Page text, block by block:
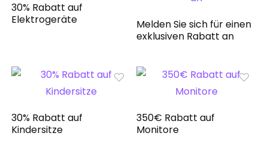
30% Rabatt auf
Elektrogeräte
Melden Sie sich für einen
exklusiven Rabatt an
30% Rabatt auf
Kindersitze
350€ Rabatt auf
Monitore